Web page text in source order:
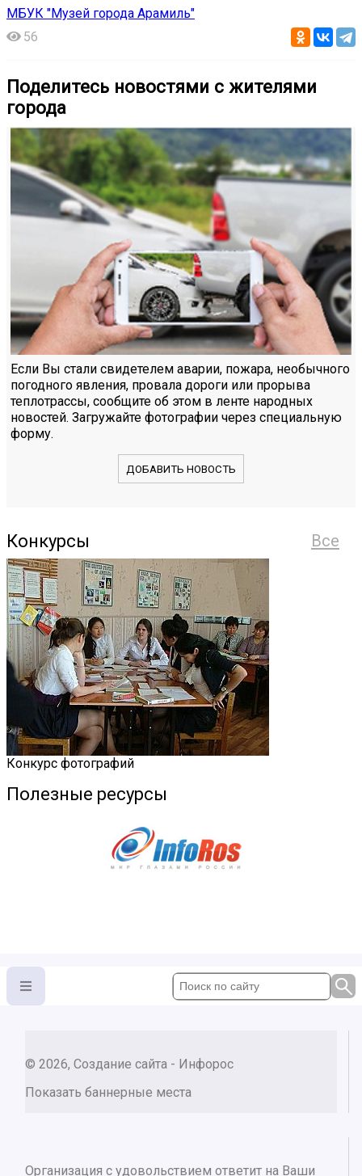
МБУК "Музей города Арамиль"
56
Поделитесь новостями с жителями
города
Если Вы стали свидетелем аварии, пожара, необычного
погодного явления, провала дороги или прорыва
теплотрассы, сообщите об этом в ленте народных
новостей. Загружайте фотографии через специальную
форму.
ДОБАВИТЬ НОВОСТЬ
Все
Конкурсы
Конкурс фотографий
Полезные ресурсы
© 2026, Создание сайта - Инфорос
Показать баннерные места
Организация с удовольствием ответит на Ваши